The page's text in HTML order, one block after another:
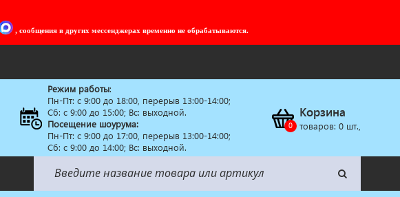
, сообщения в других мессенджерах временно не обрабатываются.
Режим работы:
Пн-Пт: c 9:00 до 18:00, перерыв 13:00-14:00;
Сб: с 9:00 до 15:00; Вс: выходной.
Посещение шоурума:
Пн-Пт: c 9:00 до 17:00, перерыв 13:00-14:00;
Сб: с 9:00 до 14:00; Вс: выходной.
Корзина
товаров: 0шт.,